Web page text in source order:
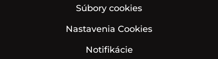
Súbory cookies
Nastavenia Cookies
Notifikácie